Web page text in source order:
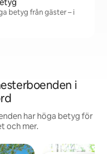
betyg från gäster – i
i
har höga betyg för
och mer.